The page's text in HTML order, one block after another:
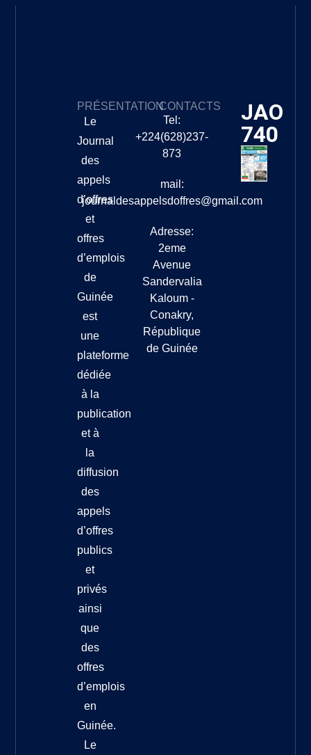
PRÉSENTATION
Le
Journal
des
appels
d’offres
et
offres
d’emplois
de
Guinée
est
une
plateforme
dédiée
à la
publication
et à
la
diffusion
des
appels
d’offres
publics
et
privés
ainsi
que
des
offres
d’emplois
en
Guinée.
Le
CONTACTS
Tel:
+224(628)237-
873
mail:
journaldesappelsdoffres@gmail.com
Adresse:
2eme
Avenue
Sandervalia
Kaloum -
Conakry,
République
de Guinée
JAO
740